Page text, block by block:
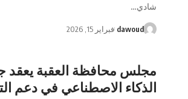
شادي…
dawoud فبراير 15, 2026
مجلس محافظة العقبة يعقد
الذكاء الاصطناعي في دعم